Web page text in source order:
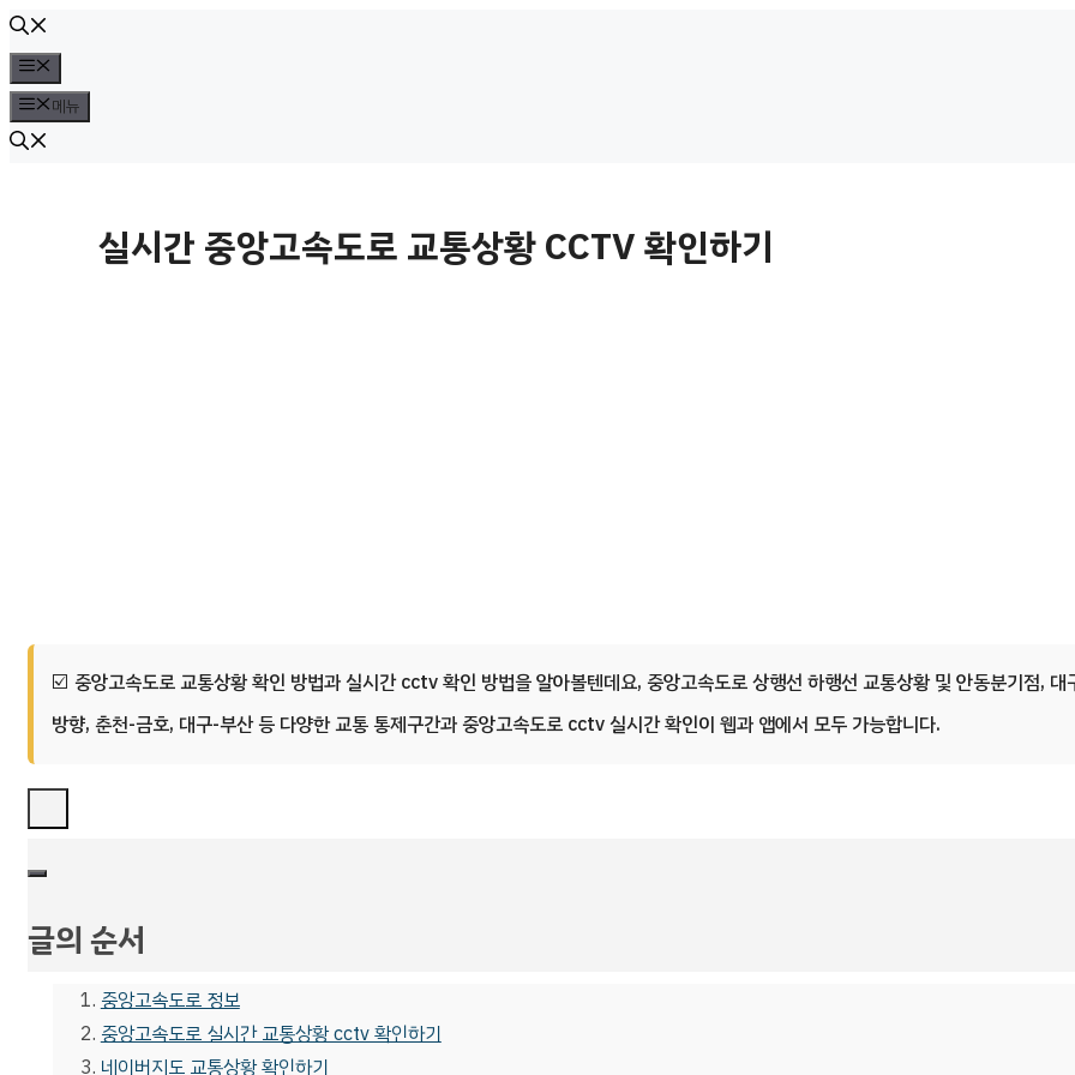
컨
텐
츠
로
뉴
메뉴
실시간 중앙고속도로 교통상황 CCTV 확인하기
중앙고속도로 교통상황 확인 방법과 실시간 cctv 확인 방법을 알아볼텐데요, 중앙고속도로 상행선 하행선 교통상황 및 안동분기점, 대
방향, 춘천-금호, 대구-부산 등 다양한 교통 통제구간과 중앙고속도로 cctv 실시간 확인이 웹과 앱에서 모두 가능합니다.
글의 순서
중앙고속도로 정보
중앙고속도로 실시간 교통상황 cctv 확인하기
네이버지도 교통상황 확인하기